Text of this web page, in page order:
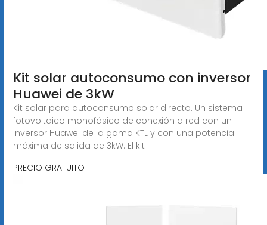
Kit solar autoconsumo con inversor
Huawei de 3kW
Kit solar para autoconsumo solar directo. Un sistema
fotovoltaico monofásico de conexión a red con un
inversor Huawei de la gama KTL y con una potencia
máxima de salida de 3kW. El kit
PRECIO GRATUITO